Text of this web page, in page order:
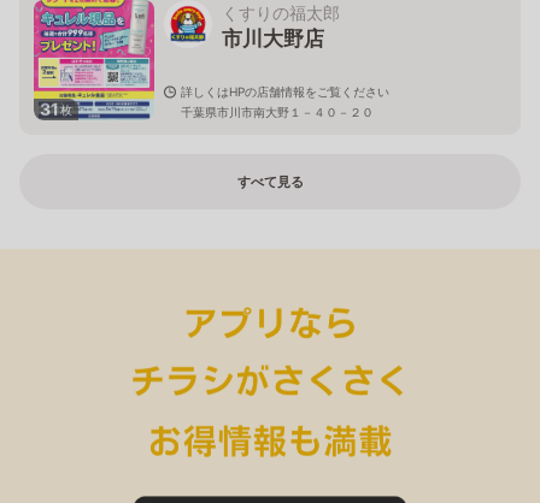
31枚
くすりの福太郎
市川大野店
詳しくはHPの店舗情報をご覧ください
千葉県市川市南大野１－４０－２０
すべて見る